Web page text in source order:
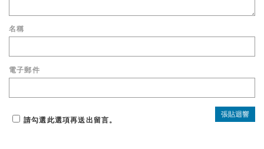
名稱
電子郵件
請勾選此選項再送出留言。